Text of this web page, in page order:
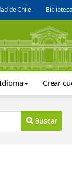
de Chile
Idioma Crear
Buscar